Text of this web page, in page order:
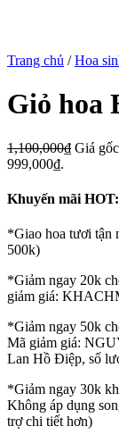
Trang chủ / Hoa
Giỏ hoa
1,100,000₫ Giá
999,000₫.
Khuyến mãi HOT:
*Giao hoa tươi tận
500k)
*Giảm ngay 20k
giảm giá:
*Giảm ngay 50k
Mã giảm giá:
Lan Hồ Điệp, số
*Giảm ngay 30k
Không áp dụng
trợ chi tiết hơn)